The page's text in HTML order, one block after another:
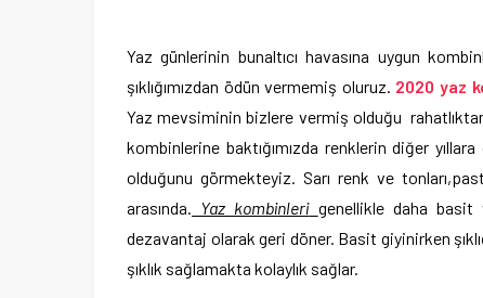
Yaz günlerinin bunaltıcı havasına uygun
şıklığımızdan ödün vermemiş oluruz. 2020 yaz
Yaz mevsiminin bizlere vermiş olduğu
kombinlerine baktığımızda renklerin diğer
olduğunu görmekteyiz. Sarı renk ve
arasında. Yaz kombinleri genellikle daha
dezavantaj olarak geri döner. Basit giyinirken
şıklık sağlamakta kolaylık sağlar.